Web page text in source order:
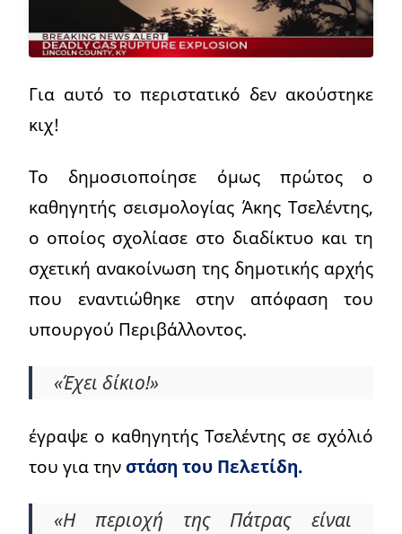
Για αυτό το περιστατικό δεν ακούστηκε
κιχ!
Το δημοσιοποίησε όμως πρώτος ο
καθηγητής σεισμολογίας Άκης Τσελέντης,
ο οποίος σχολίασε στο διαδίκτυο και τη
σχετική ανακοίνωση της δημοτικής αρχής
που εναντιώθηκε στην απόφαση του
υπουργού Περιβάλλοντος.
«Έχει δίκιο!»
έγραψε ο καθηγητής Τσελέντης σε σχόλιό
του για τηνστάση του Πελετίδη.
«Η περιοχή της Πάτρας είναι